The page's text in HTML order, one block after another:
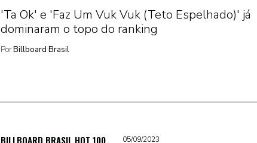
'Ta Ok' e 'Faz Um Vuk Vuk (Teto Espelhado)' já
dominaram o topo do ranking
PorBillboard Brasil
BILLBOARD BRASIL HOT 100 05/09/2023